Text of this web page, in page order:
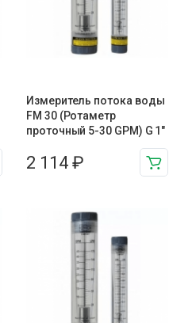
Измеритель потока воды
FM 30 (Ротаметр
проточный 5-30 GPM) G 1″
2 114 ₽